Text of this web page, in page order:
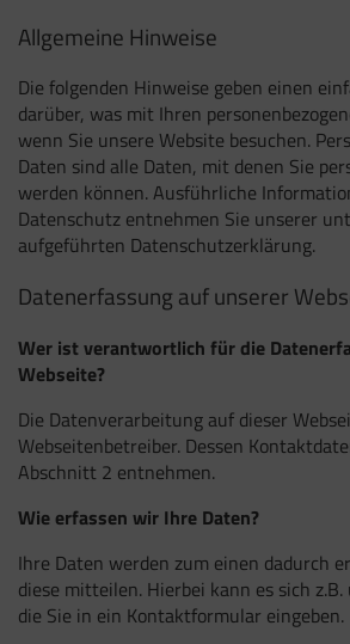
Allgemeine Hinweise
Die folgenden Hinweise geben einen
darüber, was mit Ihren
wenn Sie unsere Website besuchen.
Daten sind alle Daten, mit denen Sie
werden können. Ausführliche
Datenschutz entnehmen Sie unserer
aufgeführten Datenschutzerklärung.
Datenerfassung auf unserer
Wer ist verantwortlich für die
Webseite?
Die Datenverarbeitung auf dieser
Webseitenbetreiber. Dessen
Abschnitt 2 entnehmen.
Wie erfassen wir Ihre Daten?
Ihre Daten werden zum einen dadurch
diese mitteilen. Hierbei kann es sich
die Sie in ein Kontaktformular eingeben.